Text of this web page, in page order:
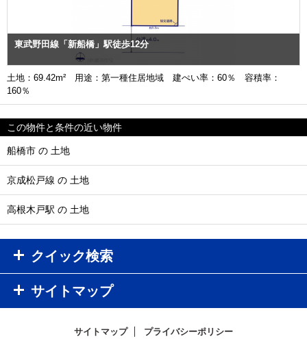
東武野田線「新船橋」駅徒歩12分
土地：69.42m² 用途：第一種住居地域 建ぺい率：60％ 容積率：
160％
この物件と条件の近い物件
船橋市 の 土地
京成松戸線 の 土地
高根木戸駅 の 土地
クイック検索
サイトマップ
サイトマップ プライバシーポリシー